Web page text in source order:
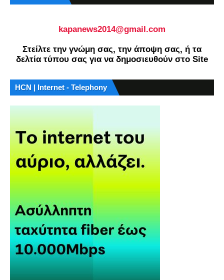
kapanews2014@gmail.com
Στείλτε την γνώμη σας, την άποψη σας, ή τα
δελτία τύπου σας για να δημοσιευθούν στο Site
HCN | Internet - Telephony